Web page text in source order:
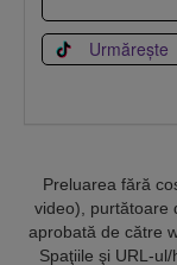
Urmărește
Preluarea fără
video), purtătoare
aprobată de către
Spaţiile şi URL-